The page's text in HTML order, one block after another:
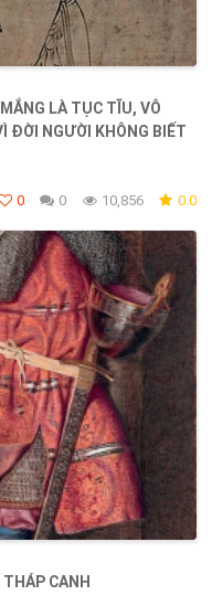
LÀ TỤC TĨU, VÔ
ĐỜI NGƯỜI KHÔNG BIẾT
0 0 10,856 0.0
THÁP CANH